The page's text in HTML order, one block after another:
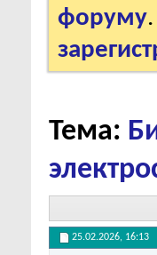
форуму
Тема:
25.02.2026, 16:13